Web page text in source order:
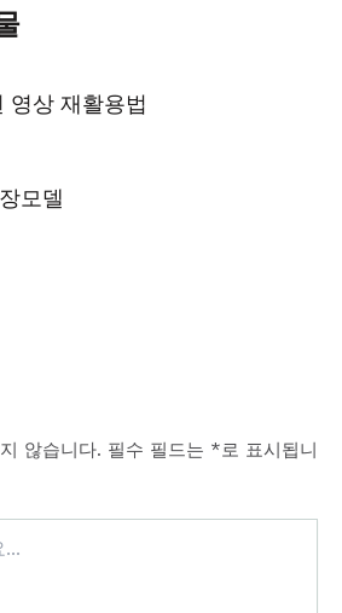
영상 재활용법
모델
않습니다. 필수 필드는 *로 표시됩니